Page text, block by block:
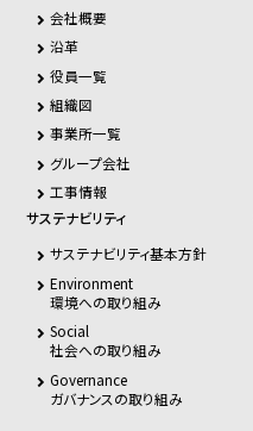
会社概要
沿革
役員一覧
組織図
事業所一覧
グループ会社
工事情報
サステナビリティ
サステナビリティ基本方針
Environment
環境への取り組み
Social
社会への取り組み
Governance
ガバナンスの取り組み